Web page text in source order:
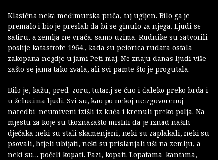
Klasična neka međimurska priča, taj ugljen. Bilo ga je
premalo i bio je preslab da bi se ginulo za njega. Ljudi se
satiru, a zemlja ne vraća, samo uzima. Rudnike su zatvorili
poslije katastrofe 1964., kada su petorica rudara ostala
zakopana negdje u jami Peti maj. Ne znaju danas ljudi više
zašto se jama tako zvala, ali svi pamte što je progutala.
Bilo je, kažu, pred zoru, tutanj se čuo i daleko preko brda i
u želucima ljudi. Svi su, kao po nekoj neizgovorenoj
naredbi, neumiveni izišli iz kuća i krenuli preko polja. Na
mjestu za koje su tkoznazašto mislili da je iznad naših
dječaka neki su stali skamenjeni, neki su zaplakali, neki su
psovali, htjeli ubijati, neki su prislanjali uši na zemlju, a
neki su… počeli kopati. Pazi, kopati. Lopatama, kantama,